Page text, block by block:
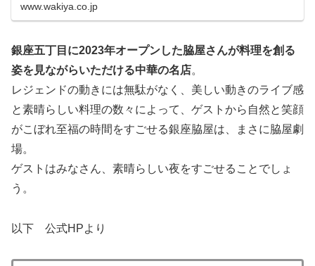
www.wakiya.co.jp
銀座五丁目に2023年オープンした脇屋さんが料理を創る
姿を見ながらいただける中華の名店。
レジェンドの動きには無駄がなく、美しい動きのライブ感
と素晴らしい料理の数々によって、ゲストから自然と笑顔
がこぼれ至福の時間をすごせる銀座脇屋は、まさに脇屋劇
場。
ゲストはみなさん、素晴らしい夜をすごせることでしょ
う。
以下 公式HPより